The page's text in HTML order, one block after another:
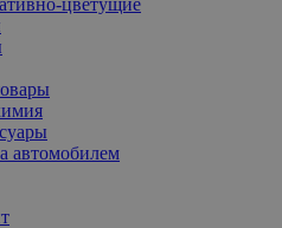
автомобилем